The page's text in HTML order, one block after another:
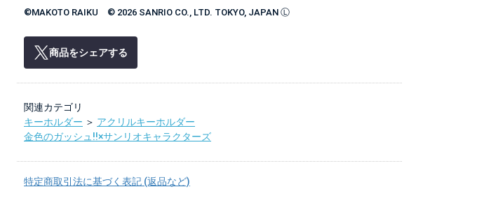
©MAKOTO RAIKU © 2026 SANRIO CO., LTD. TOKYO, JAPAN Ⓛ
商品をシェアする
関連カテゴリ
キーホルダー ＞ アクリルキーホルダー
金色のガッシュ!!×サンリオキャラクターズ
特定商取引法に基づく表記 (返品など)